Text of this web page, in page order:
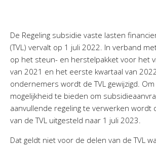
De Regeling subsidie vaste lasten
(TVL) vervalt op 1 juli 2022. In verband
op het steun- en herstelpakket voor het
van 2021 en het eerste kwartaal van
ondernemers wordt de TVL gewijzigd. Om
mogelijkheid te bieden om
aanvullende regeling te verwerken wordt
van de TVL uitgesteld naar 1 juli 2023.
Dat geldt niet voor de delen van de TVL